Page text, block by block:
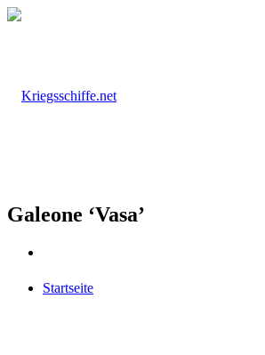
Startseite
Galeone ‘Vasa’